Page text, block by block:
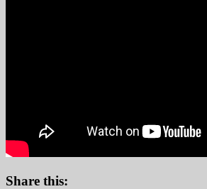
Share this: